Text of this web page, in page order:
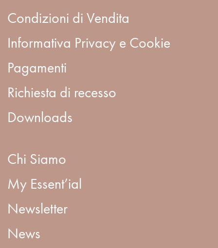
Condizioni di Vendita
Informativa Privacy e Cookie
Pagamenti
Richiesta di recesso
Downloads
Chi Siamo
My Essent’ial
Newsletter
News